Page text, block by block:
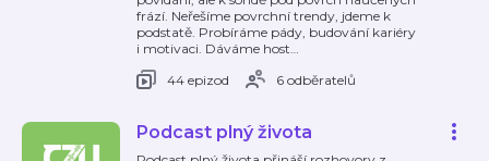
frází. Neřešíme povrchní trendy, jdeme k
podstatě. Probíráme pády, budování kariéry
i motivaci. Dáváme host…
44 epizod
6 odběratelů
Podcast plný života